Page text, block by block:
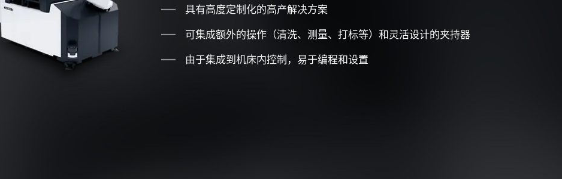
具有高度定制化的高产解决方案
可集成额外的操作（清洗、测量、打标等）和灵活设计的夹持器
由于集成到机床内控制，易于编程和设置